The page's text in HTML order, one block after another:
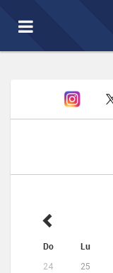
Toggle
navigation
Do Lu
24 25